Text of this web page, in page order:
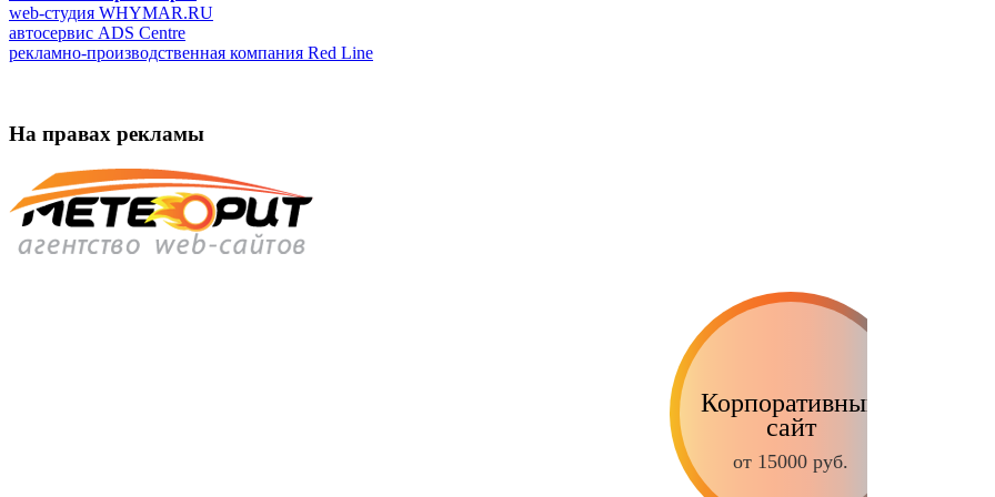
web-студия WHYMAR.RU
автосервис ADS Centre
рекламно-производственная компания Red Line
На правах рекламы
Корпоративный
сайт
от 15000 руб.